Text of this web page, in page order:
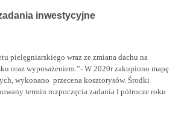
inwestycyjne
pielęgniarskiego wraz ze zmiana dachu na
oraz wyposażeniem.”- W 2020r zakupiono mapę
wykonano przecena kosztorysów. Środki
termin rozpoczęcia zadania I półrocze roku